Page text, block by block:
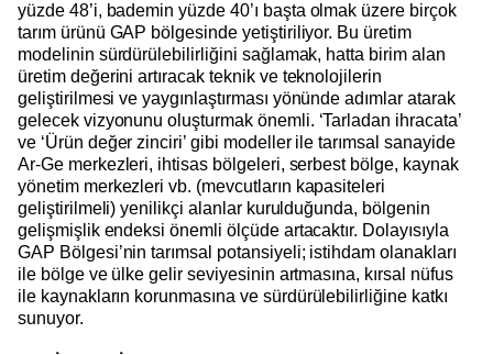
yüzde 48’i, bademin yüzde 40’ı başta olmak üzere birçok
tarım ürünü GAP bölgesinde yetiştiriliyor. Bu üretim
modelinin sürdürülebilirliğini sağlamak, hatta birim alan
üretim değerini artıracak teknik ve teknolojilerin
geliştirilmesi ve yaygınlaştırması yönünde adımlar atarak
gelecek vizyonunu oluşturmak önemli. ‘Tarladan ihracata’
ve ‘Ürün değer zinciri’ gibi modeller ile tarımsal sanayide
Ar-Ge merkezleri, ihtisas bölgeleri, serbest bölge, kaynak
yönetim merkezleri vb. (mevcutların kapasiteleri
geliştirilmeli) yenilikçi alanlar kurulduğunda, bölgenin
gelişmişlik endeksi önemli ölçüde artacaktır. Dolayısıyla
GAP Bölgesi’nin tarımsal potansiyeli; istihdam olanakları
ile bölge ve ülke gelir seviyesinin artmasına, kırsal nüfus
ile kaynakların korunmasına ve sürdürülebilirliğine katkı
sunuyor.